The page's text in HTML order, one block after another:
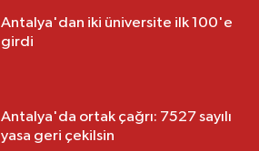
Antalya'dan iki üniversite ilk 100'e
girdi
Antalya'da ortak çağrı: 7527 sayılı
yasa geri çekilsin